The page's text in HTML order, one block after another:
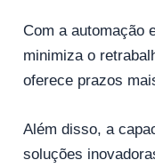
Com a automação
minimiza o
oferece prazos
Além disso, a
soluções